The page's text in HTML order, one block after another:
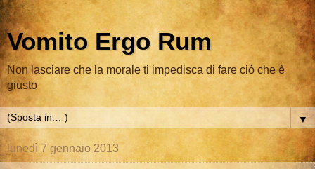
Vomito Ergo Rum
Non lasciare che la morale ti impedisca di fare ciò che è
giusto
▼
lunedì 7 gennaio 2013